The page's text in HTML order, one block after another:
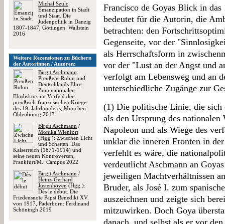
Michał Szulc:
Emanzipation in Stadt
und Staat. Die
Judenpolitik in Danzig
1807-1847, Göttingen: Wallstein
2016
Weitere Rezensionen zu Büchern
der Autorinnen / Autoren:
Birgit Aschmann:
Preußens Ruhm und
Deutschlands Ehre.
Zum nationalen
Ehrdiskurs im Vorfeld der
preußisch-französischen Kriege
des 19. Jahrhunderts, München:
Oldenbourg 2013
Birgit Aschmann /
Monika Wienfort
(Hgg.): Zwischen Licht
und Schatten. Das
Kaiserreich (1871-1914) und
seine neuen Kontroversen,
Frankfurt/M.: Campus 2022
Birgit Aschmann /
Heinz-Gerhard
Justenhoven (Hgg.):
Dès le début. Die
Friedensnote Papst Benedikt XV.
von 1917, Paderborn: Ferdinand
Schöningh 2019
Francisco de Goyas Blick in das
bedeutet für die Autorin, die
betrachten: den
Gegenseite, vor der
als Herrschaftsform in
vor der "Lust an der Angst und
verfolgt am Lebensweg und an
unterschiedliche Zugänge zur
(1) Die politische Linie, die sich
als den Ursprung des nationalen
Napoleon und als Wiege des
unklar die inneren Fronten in
verfehlt es wäre, die
verdeutlicht Aschmann an
jeweiligen Machtverhältnissen
Bruder, als José I. zum
auszeichnen und zeigte sich
mitzuwirken. Doch Goya
danach, und selbst als er vor